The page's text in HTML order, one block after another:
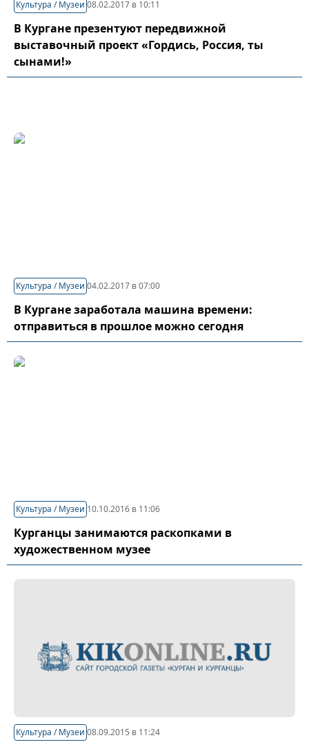
Культура / Музеи 08.02.2017 в 10:11
В Кургане презентуют передвижной
выставочный проект «Гордись, Россия, ты
сынами!»
Культура / Музеи 04.02.2017 в 07:00
В Кургане заработала машина времени:
отправиться в прошлое можно сегодня
Культура / Музеи 10.10.2016 в 11:06
Курганцы занимаются раскопками в
художественном музее
Культура / Музеи 08.09.2015 в 11:24